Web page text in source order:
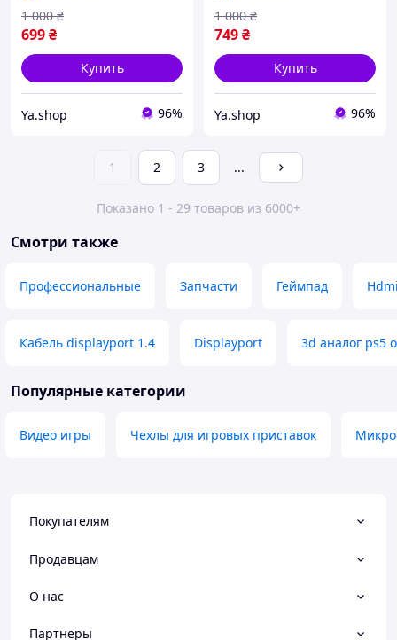
699₴
1 000 ₴
Купить
Ya.shop 96%
749₴
1 000 ₴
Купить
Ya.shop 96%
1 2 3 ...
Показано 1 - 29 товаров из 6000+
Смотри также
Профессиональные Запчасти Геймпад
Кабель displayport 1.4 Displayport 3d аналог ps5
Популярные категории
Видео игры Чехлы для игровых приставок
Покупателям
Продавцам
О нас
Партнеры